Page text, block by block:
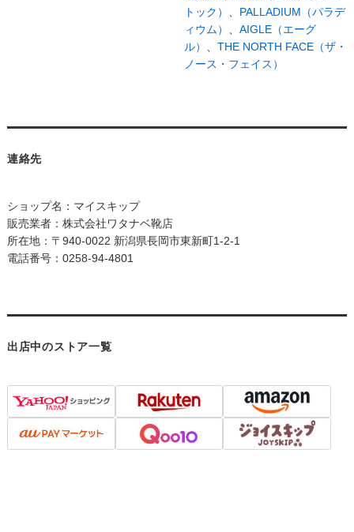
トック） 、 PALLADIUM（パラデ
ィウム） 、 AIGLE（エーグ
ル） 、 THE NORTH FACE（ザ・
ノース・フェイス）
連絡先
ショップ名：マイスキップ
販売業者：株式会社ワタナベ靴店
所在地：〒940-0022 新潟県長岡市東新町1-2-1
電話番号：0258-94-4801
出店中のストア一覧